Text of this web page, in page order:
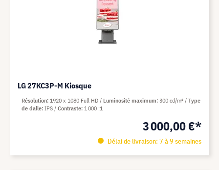
LG 27KC3P-M Kiosque
3 000,00 €*
Délai de livraison: 7 à 9 semaines
Résolution 1920 x 1080 Full HD Luminosité maximum 300 cd/m²
Type
de dalle IPS Contraste 1 000 :1